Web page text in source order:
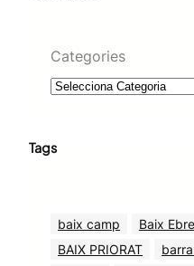
Categories
Tags
baix camp Baix Ebre
BAIX PRIORAT